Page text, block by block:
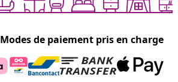
Modes de paiement pris en charge